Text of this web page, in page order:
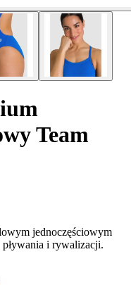
Team
jednoczęściowym
i rywalizacji.